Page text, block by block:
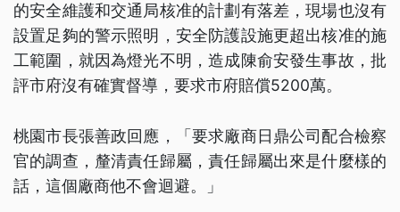
的安全維護和交通局核准的計劃有落差，現場也沒有
設置足夠的警示照明，安全防護設施更超出核准的施
工範圍，就因為燈光不明，造成陳俞安發生事故，批
評市府沒有確實督導，要求市府賠償5200萬。
桃園市長張善政回應，「要求廠商日鼎公司配合檢察
官的調查，釐清責任歸屬，責任歸屬出來是什麼樣的
話，這個廠商他不會迴避。」